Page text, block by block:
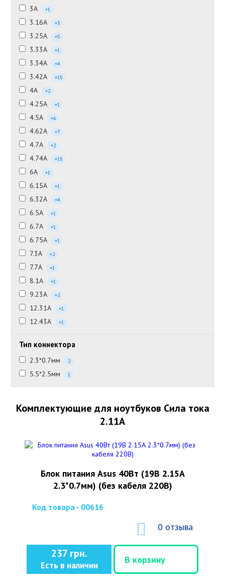
3А +1
3.16А +3
3.25А +5
3.33А +1
3.34А +4
3.42А +15
4А +2
4.25А +1
4.5А +6
4.62А +7
4.7А +2
4.74А +15
6А +1
6.15А +1
6.32А +4
6.5А +1
6.7А +1
6.75А +1
7.3А +2
7.7А +1
8.1А +1
9.23А +2
12.31А +1
12.43А +1
Тип коннектора
2.3*0.7мм 2
5.5*2.5мм 1
Комплектующие для ноутбуков Сила тока
2.11А
Блок питания Asus 40Вт (19В 2.15А
2.3*0.7мм) (без кабеля 220В)
Код товара - 00616
0 отзыва
237 грн.
Есть в наличии
В корзину